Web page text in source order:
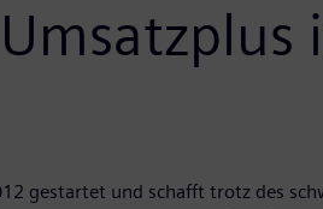
gestartet und schafft trotz des